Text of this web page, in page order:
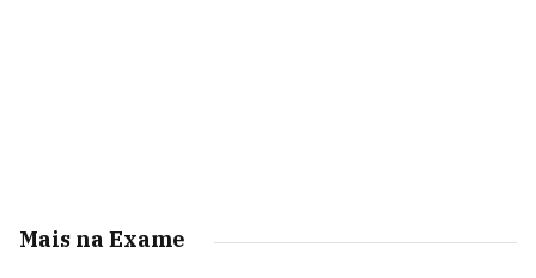
Mais na Exame